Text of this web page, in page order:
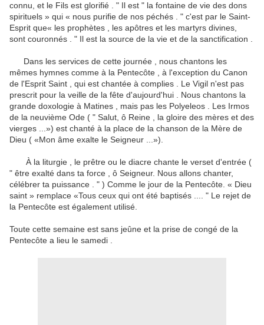
connu, et le Fils est glorifié . " Il est " la fontaine de vie des dons
spirituels » qui « nous purifie de nos péchés . " c'est par le Saint-
Esprit que« les prophètes , les apôtres et les martyrs divines,
sont couronnés . " Il est la source de la vie et de la sanctification .
Dans les services de cette journée , nous chantons les
mêmes hymnes comme à la Pentecôte , à l'exception du Canon
de l'Esprit Saint , qui est chantée à complies .
Le Vigil n'est pas
prescrit pour la veille de la fête d'aujourd'hui .
Nous chantons la
grande doxologie à Matines , mais pas les Polyeleos .
Les Irmos
de la neuvième Ode ( " Salut, ô Reine , la gloire des mères et des
vierges ...») est chanté à la place de la chanson de la Mère de
Dieu ( «Mon âme exalte le Seigneur ...»).
À la liturgie , le prêtre ou le diacre chante le verset d'entrée (
" être exalté dans ta force , ô Seigneur. Nous allons chanter,
célébrer ta puissance . " ) Comme le jour de la Pentecôte. « Dieu
saint » remplace «Tous ceux qui ont été baptisés .... " Le rejet de
la Pentecôte est également utilisé.
Toute cette semaine est sans jeûne et la prise de congé de la
Pentecôte a lieu le samedi .